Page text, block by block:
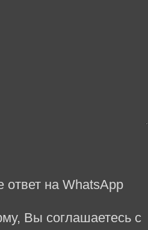
на WhatsApp
Вы соглашаетесь с